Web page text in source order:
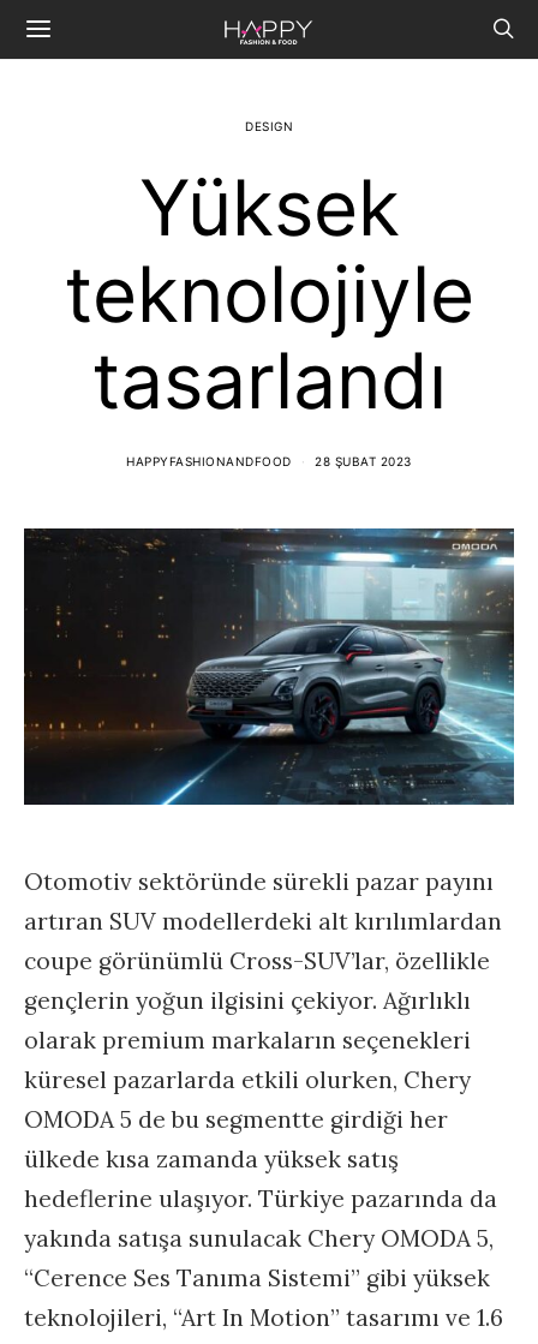
DESIGN
Yüksek
teknolojiyle
tasarlandı
HAPPYFASHIONANDFOOD 28 ŞUBAT 2023
Otomotiv sektöründe sürekli pazar payını
artıran SUV modellerdeki alt kırılımlardan
coupe görünümlü Cross-SUV’lar, özellikle
gençlerin yoğun ilgisini çekiyor. Ağırlıklı
olarak premium markaların seçenekleri
küresel pazarlarda etkili olurken, Chery
OMODA 5 de bu segmentte girdiği her
ülkede kısa zamanda yüksek satış
hedeflerine ulaşıyor. Türkiye pazarında da
yakında satışa sunulacak Chery OMODA 5,
“Cerence Ses Tanıma Sistemi” gibi yüksek
teknolojileri, “Art In Motion” tasarımı ve 1.6